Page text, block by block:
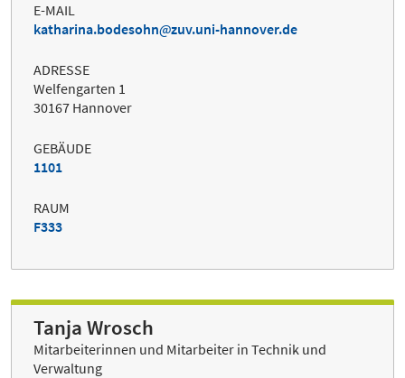
E-MAIL
katharina.bodesohn
zuv.uni-hannover.de
ADRESSE
Welfengarten 1
30167 Hannover
GEBÄUDE
1101
RAUM
F333
Tanja Wrosch
Mitarbeiterinnen und Mitarbeiter in Technik und
Verwaltung